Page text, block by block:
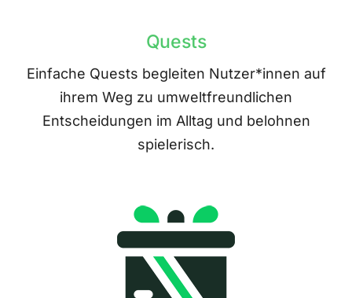
Quests
Einfache Quests begleiten Nutzer*innen auf
ihrem Weg zu umweltfreundlichen
Entscheidungen im Alltag und belohnen
spielerisch.